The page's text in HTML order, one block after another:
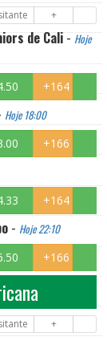
+
de Cali - Hoje
+164
Hoje 18:00
+166
+164
- Hoje 22:10
+166
+